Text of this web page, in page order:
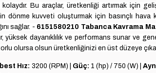
kolaydır. Bu araçlar, üretkenliği artırmak için
kuvveti oluşturmak için basınçlı hava
sağlar. - 6151580210 Tabanca Kavrama
yüksek dayanıklılık ve performans sunar ve
olursa olsun üretkenliğinizi en üst düzeye
Hız: 3200 (RPM) | Güç: 1 (hp) / 750 (W) |